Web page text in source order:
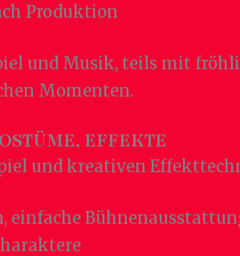
Produktion
und Musik, teils mit
Momenten.
EFFEKTE
und kreativen